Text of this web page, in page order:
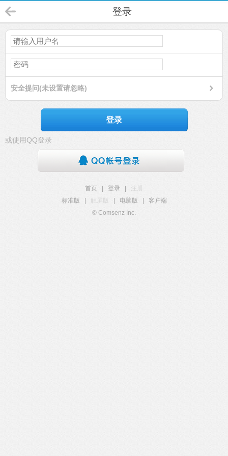
登录
安全提问(未设置请忽略)
登录
或使用QQ登录
首页 登录
注册
标准版
触屏版 电脑版
客户端
© Comsenz Inc.